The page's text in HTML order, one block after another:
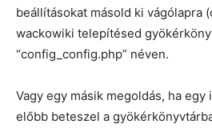
beállításokat másold ki vágólapra
wackowiki telepítésed
“config_config.php” néven.
Vagy egy másik megoldás, ha
előbb beteszel a